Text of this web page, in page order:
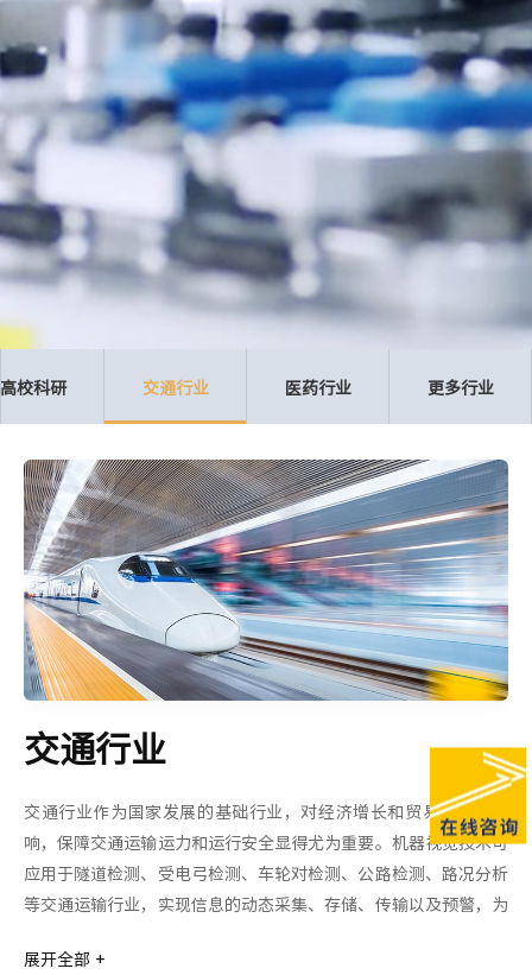
高校科研 交通行业 医药行业 更多行业
交通行业
交通行业作为国家发展的基础行业，对经济增长和贸易有重大影
响，保障交通运输运力和运行安全显得尤为重要。机器视觉技术可
应用于隧道检测、受电弓检测、车轮对检测、公路检测、路况分析
等交通运输行业，实现信息的动态采集、存储、传输以及预警，为
展开全部 +